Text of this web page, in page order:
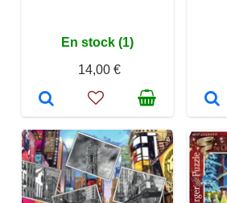
En stock (1)
14,00 €